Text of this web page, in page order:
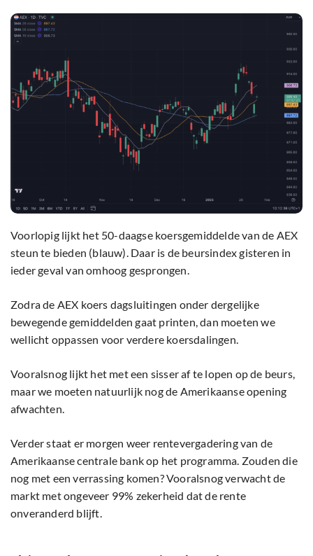
Voorlopig lijkt het 50-daagse koersgemiddelde van de AEX
steun te bieden (blauw). Daar is de beursindex gisteren in
ieder geval van omhoog gesprongen.
Zodra de AEX koers dagsluitingen onder dergelijke
bewegende gemiddelden gaat printen, dan moeten we
wellicht oppassen voor verdere koersdalingen.
Vooralsnog lijkt het met een sisser af te lopen op de beurs,
maar we moeten natuurlijk nog de Amerikaanse opening
afwachten.
Verder staat er morgen weer rentevergadering van de
Amerikaanse centrale bank op het programma. Zouden die
nog met een verrassing komen? Vooralsnog verwacht de
markt met ongeveer 99% zekerheid dat de rente
onveranderd blijft.